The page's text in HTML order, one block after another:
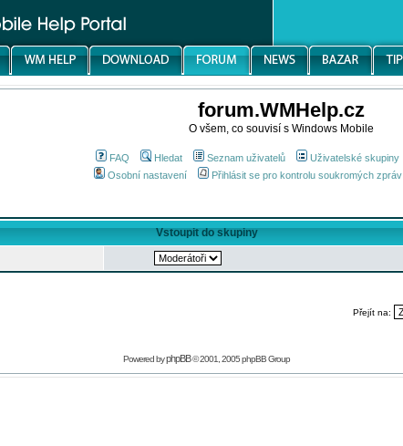
forum.WMHelp.cz
O všem, co souvisí s Windows Mobile
FAQ Hledat Seznam uživatelů Uživatelské skupiny
Osobní nastavení
Přihlásit se pro kontrolu soukromých zpráv
Vstoupit do skupiny
Přejít na:
Powered byphpBB© 2001, 2005 phpBB Group